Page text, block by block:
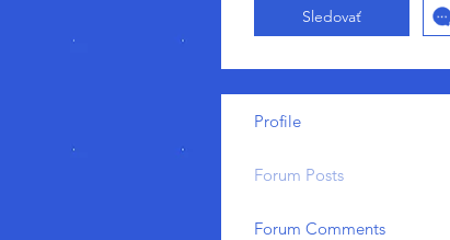
Sledovať
Profile
Forum Posts
Forum Comments